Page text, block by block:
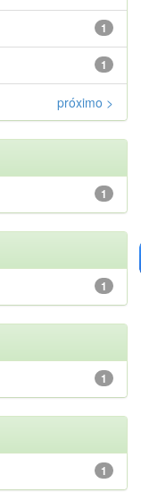
1
1
próximo >
1
1
1
1